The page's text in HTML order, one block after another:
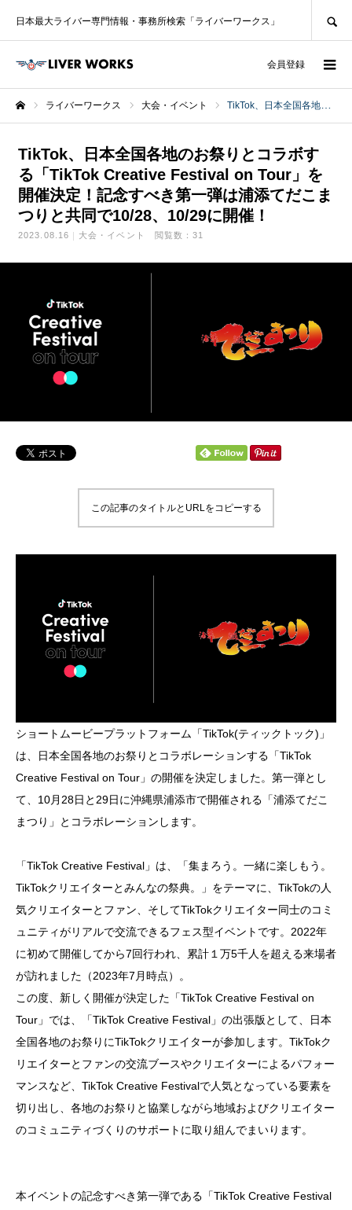
日本最大ライバー専門情報・事務所検索「ライバーワークス」
会員登録
ライバーワークス 大会・イベント TikTok、日本全国各地のお祭りとコラボする「TikTok Creative Festival on Tour」を開催決定！記念すべき第一弾は浦添てだこまつりと共同で10/28、10/29に開催！
TikTok、日本全国各地のお祭りとコラボす
る「TikTok Creative Festival on Tour」を
開催決定！記念すべき第一弾は浦添てだこま
つりと共同で10/28、10/29に開催！
2023.08.16 大会・イベント 閲覧数：31
この記事のタイトルとURLをコピーする
ショートムービープラットフォーム「TikTok(ティックトック)」
は、日本全国各地のお祭りとコラボレーションする「TikTok
Creative Festival on Tour」の開催を決定しました。第一弾とし
て、10月28日と29日に沖縄県浦添市で開催される「浦添てだこ
まつり」とコラボレーションします。
「TikTok Creative Festival」は、「集まろう。一緒に楽しもう。
TikTokクリエイターとみんなの祭典。」をテーマに、TikTokの人
気クリエイターとファン、そしてTikTokクリエイター同士のコミ
ュニティがリアルで交流できるフェス型イベントです。2022年
に初めて開催してから7回行われ、累計１万5千人を超える来場者
が訪れました（2023年7月時点）。
この度、新しく開催が決定した「TikTok Creative Festival on
Tour」では、「TikTok Creative Festival」の出張版として、日本
全国各地のお祭りにTikTokクリエイターが参加します。TikTokク
リエイターとファンの交流ブースやクリエイターによるパフォー
マンスなど、TikTok Creative Festivalで人気となっている要素を
切り出し、各地のお祭りと協業しながら地域およびクリエイター
のコミュニティづくりのサポートに取り組んでまいります。
本イベントの記念すべき第一弾である「TikTok Creative Festival